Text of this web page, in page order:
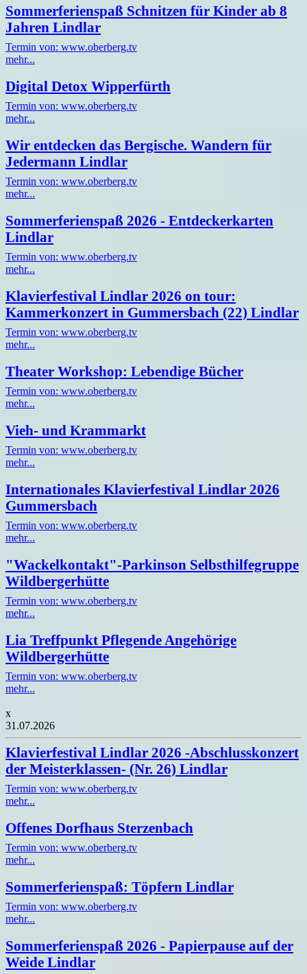
Sommerferienspaß Schnitzen für Kinder ab 8
Jahren Lindlar
Termin von: www.oberberg.tv
mehr...
Digital Detox Wipperfürth
Termin von: www.oberberg.tv
mehr...
Wir entdecken das Bergische. Wandern für
Jedermann Lindlar
Termin von: www.oberberg.tv
mehr...
Sommerferienspaß 2026 - Entdeckerkarten
Lindlar
Termin von: www.oberberg.tv
mehr...
Klavierfestival Lindlar 2026 on tour:
Kammerkonzert in Gummersbach (22) Lindlar
Termin von: www.oberberg.tv
mehr...
Theater Workshop: Lebendige Bücher
Termin von: www.oberberg.tv
mehr...
Vieh- und Krammarkt
Termin von: www.oberberg.tv
mehr...
Internationales Klavierfestival Lindlar 2026
Gummersbach
Termin von: www.oberberg.tv
mehr...
"Wackelkontakt"-Parkinson Selbsthilfegruppe
Wildbergerhütte
Termin von: www.oberberg.tv
mehr...
Lia Treffpunkt Pflegende Angehörige
Wildbergerhütte
Termin von: www.oberberg.tv
mehr...
x
31.07.2026
Klavierfestival Lindlar 2026 -Abschlusskonzert
der Meisterklassen- (Nr. 26) Lindlar
Termin von: www.oberberg.tv
mehr...
Offenes Dorfhaus Sterzenbach
Termin von: www.oberberg.tv
mehr...
Sommerferienspaß: Töpfern Lindlar
Termin von: www.oberberg.tv
mehr...
Sommerferienspaß 2026 - Papierpause auf der
Weide Lindlar